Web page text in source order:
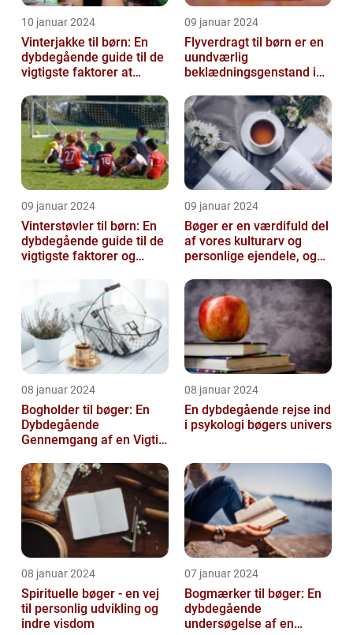
10 januar 2024
Vinterjakke til børn: En
dybdegående guide til de
vigtigste faktorer at
09 januar 2024
Flyverdragt til børn er en
uundværlig
beklædningsgenstand i
09 januar 2024
Vinterstøvler til børn: En
dybdegående guide til de
vigtigste faktorer og
09 januar 2024
Bøger er en værdifuld del
af vores kulturarv og
personlige ejendele, og
opb...
08 januar 2024
Bogholder til bøger: En
Dybdegående
Gennemgang af en Vigtig
og Økonomi
08 januar 2024
En dybdegående rejse ind
i psykologi bøgers univers
08 januar 2024
Spirituelle bøger - en vej
til personlig udvikling og
indre visdom
07 januar 2024
Bogmærker til bøger: En
dybdegående
undersøgelse af en